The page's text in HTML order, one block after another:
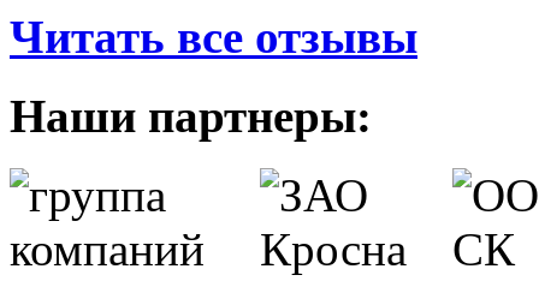
Читать все отзывы
Наши партнеры: